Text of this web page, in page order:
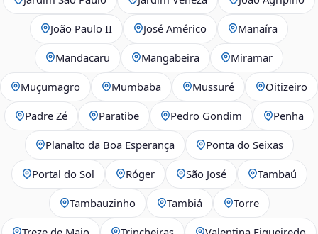
João Paulo II José Américo Manaíra
Mandacaru Mangabeira Miramar
Muçumagro Mumbaba Mussuré Oitizeiro
Padre Zé Paratibe Pedro Gondim Penha
Planalto da Boa Esperança Ponta do Seixas
Portal do Sol Róger São José Tambaú
Tambauzinho Tambiá Torre